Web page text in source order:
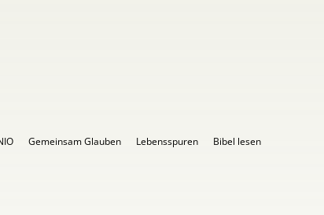
Gemeinsam Glauben Lebensspuren
Bibel lesen